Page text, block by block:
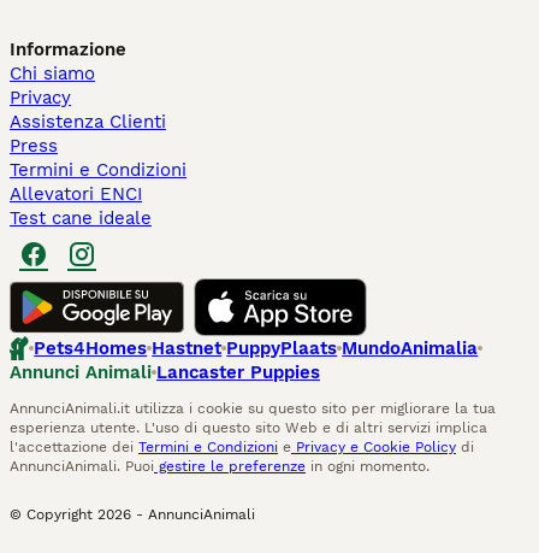
Informazione
Chi siamo
Privacy
Assistenza Clienti
Press
Termini e Condizioni
Allevatori ENCI
Test cane ideale
Pets4Homes Hastnet PuppyPlaats MundoAnimalia
Annunci Animali Lancaster Puppies
AnnunciAnimali.it utilizza i cookie su questo sito per migliorare la tua
esperienza utente. L'uso di questo sito Web e di altri servizi implica
l'accettazione dei Termini e Condizioni e Privacy e Cookie Policy di
AnnunciAnimali. Puoi gestire le preferenze in ogni momento.
© Copyright 2026 - AnnunciAnimali